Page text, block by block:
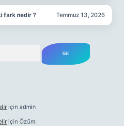
fark nedir ? Temmuz 13, 2026
için admin
için Özüm